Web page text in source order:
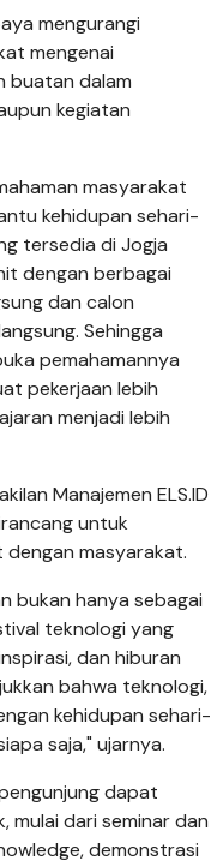
mengurangi
mengenai
buatan dalam
kegiatan
masyarakat
kehidupan sehari-
tersedia di Jogja
dengan berbagai
dan calon
Sehingga
pemahamannya
pekerjaan lebih
menjadi lebih
Manajemen ELS.ID
untuk
masyarakat.
bukan hanya sebagai
teknologi yang
dan hiburan
bahwa teknologi,
kehidupan sehari-
saja," ujarnya.
dapat
mulai dari seminar dan
demonstrasi